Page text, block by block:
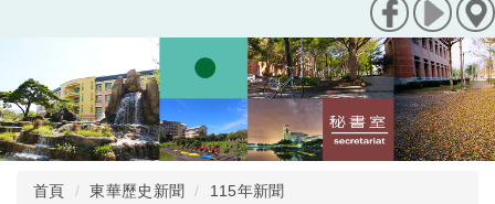
首頁 東華歷史新聞 115年新聞